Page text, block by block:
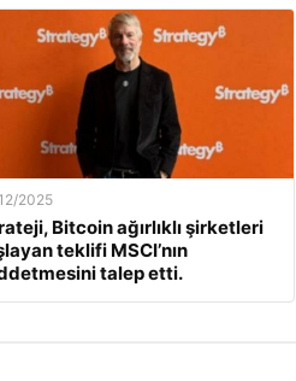
2025
Bitcoin ağırlıklı şirketleri
teklifi MSCI’nın
talep etti.